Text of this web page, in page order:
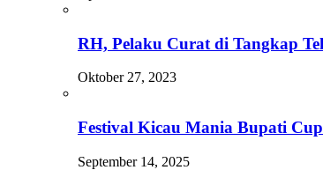
RH, Pelaku Curat di Tangkap
Oktober 27, 2023
Festival Kicau Mania Bupati
September 14, 2025